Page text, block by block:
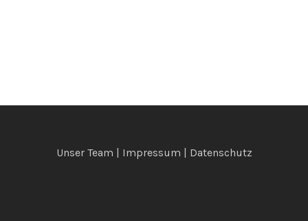
Unser Team | Impressum | Datenschutz